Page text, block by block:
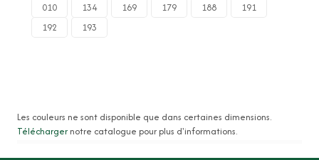
010
134 169 179 188
191
192
193
Les couleurs ne sont disponible que dans certaines dimensions.
Télécharger notre catalogue pour plus d'informations.